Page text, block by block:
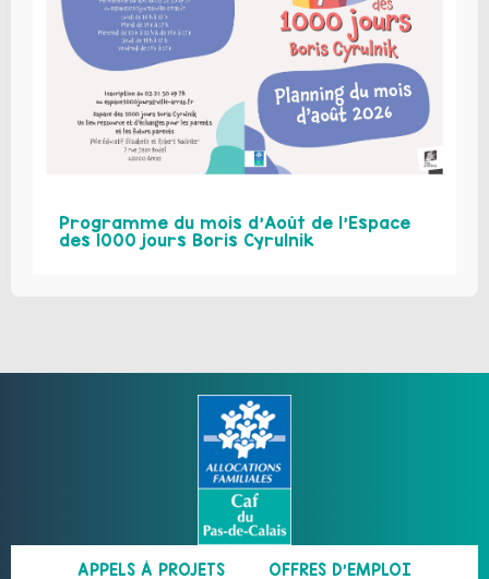
Programme du mois d’Août de l’Espace
des 1000 jours Boris Cyrulnik
APPELS À PROJETS OFFRES D’EMPLOI